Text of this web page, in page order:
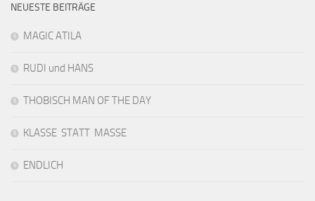
NEUESTE BEITRÄGE
MAGIC ATILA
RUDI und HANS
THOBISCH MAN OF THE DAY
KLASSE STATT MASSE
ENDLICH